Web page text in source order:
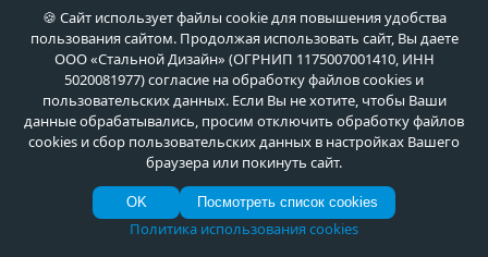
Двери со скидкой
Популярные двери
Быстрый подбор двери
Двери класса ЭКОНОМ
Парадные двери
Двери в квартиру
Тамбурные двери
Противопожарные двери
Политика обработки персональных данных
Политика обработки файлов Cookie
🍪 Сайт использует файлы cookie для повышения удобства
пользования сайтом. Продолжая использовать сайт, Вы даете
ООО «Стальной Дизайн» (ОГРНИП 1175007001410, ИНН
5020081977) согласие на обработку файлов cookies и
пользовательских данных. Если Вы не хотите, чтобы Ваши
данные обрабатывались, просим отключить обработку файлов
cookies и сбор пользовательских данных в настройках Вашего
браузера или покинуть сайт.
OK Посмотреть список cookies
Политика использования cookies